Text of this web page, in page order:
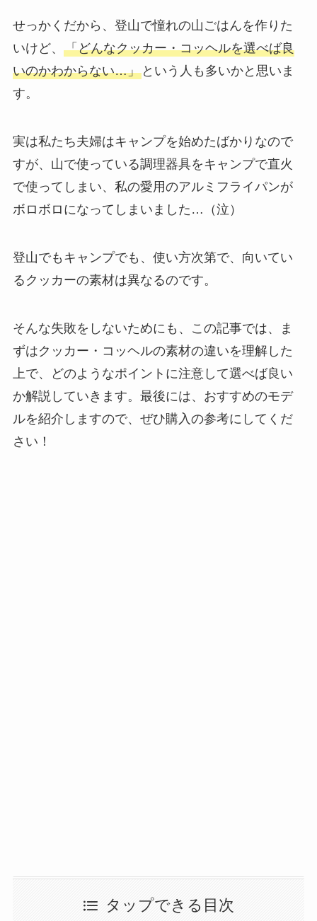
せっかくだから、登山で憧れの山ごはんを作りた
いけど、 「どんなクッカー・コッヘルを選べば良
いのかわからない…」という人も多いかと思いま
す。
実は私たち夫婦はキャンプを始めたばかりなので
すが、山で使っている調理器具をキャンプで直火
で使ってしまい、私の愛用のアルミフライパンが
ボロボロになってしまいました…（泣）
登山でもキャンプでも、使い方次第で、向いてい
るクッカーの素材は異なるのです。
そんな失敗をしないためにも、この記事では、ま
ずはクッカー・コッヘルの素材の違いを理解した
上で、どのようなポイントに注意して選べば良い
か解説していきます。最後には、おすすめのモデ
ルを紹介しますので、ぜひ購入の参考にしてくだ
さい！
タップできる目次